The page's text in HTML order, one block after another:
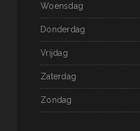
Woensdag
Donderdag
Vrijdag
Zaterdag
Zondag